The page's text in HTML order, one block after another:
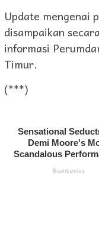
Update mengenai
disampaikan
informasi
Timur.
(***)